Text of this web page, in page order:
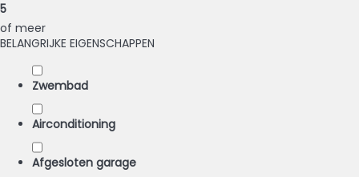
5
of meer
BELANGRIJKE EIGENSCHAPPEN
Zwembad
Airconditioning
Afgesloten garage